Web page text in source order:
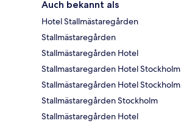
Auch bekannt als
Hotel Stallmästaregården
Stallmästaregården
Stallmästaregården Hotel
Stallmastaregarden Hotel Stockholm
Stallmästaregården Hotel Stockholm
Stallmästaregården Stockholm
Stallmästaregården Hotel